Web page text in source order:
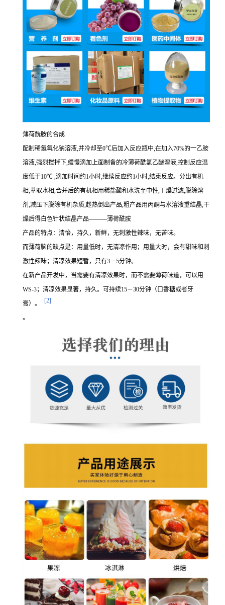
薄荷酰胺的合成
配制稀氢氧化钠溶液,并冷却至0℃后加入反应瓶中,在加入70%的一乙胺
溶液,强烈搅拌下,缓慢滴加上面制备的冷薄荷酰氯乙醚溶液,控制反应温
度低于10℃ ,滴加时间约1小时,继续反应约1小时,结束反应。分出有机
相,萃取水相,合并后的有机相用稀盐酸和水洗至中性,干燥过滤,脱除溶
剂,减压下脱除有机杂质,趁热倒出产品,粗产品用丙酮与水溶液重结晶,干
燥后得白色针状结晶产品———薄荷酰胺
产品的特点：清怡，持久，新鲜，无刺激性辣味，无苦味。
而薄荷脑的缺点是：用量低时，无清凉作用；用量大时，会有甜味和刺
激性辣味；清凉效果短暂，只有3－5分钟。
在新产品开发中，当需要有清凉效果时，而不需要薄荷味道，可以用
WS-3；清凉效果显著，持久。可持续15－30分钟（口香糖或者牙
膏）。
[2]
。